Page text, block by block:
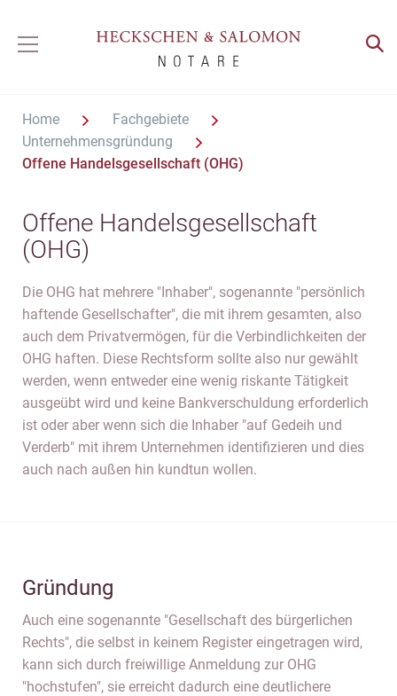
Home
Fachgebiete
Unternehmensgründung
Offene Handelsgesellschaft (OHG)
Offene Handelsgesellschaft
(OHG)
Die OHG hat mehrere "Inhaber", sogenannte "persönlich
haftende Gesellschafter", die mit ihrem gesamten, also
auch dem Privatvermögen, für die Verbindlichkeiten der
OHG haften. Diese Rechtsform sollte also nur gewählt
werden, wenn entweder eine wenig riskante Tätigkeit
ausgeübt wird und keine Bankverschuldung erforderlich
ist oder aber wenn sich die Inhaber "auf Gedeih und
Verderb" mit ihrem Unternehmen identifizieren und dies
auch nach außen hin kundtun wollen.
Gründung
Auch eine sogenannte "Gesellschaft des bürgerlichen
Rechts", die selbst in keinem Register eingetragen wird,
kann sich durch freiwillige Anmeldung zur OHG
"hochstufen", sie erreicht dadurch eine deutlichere